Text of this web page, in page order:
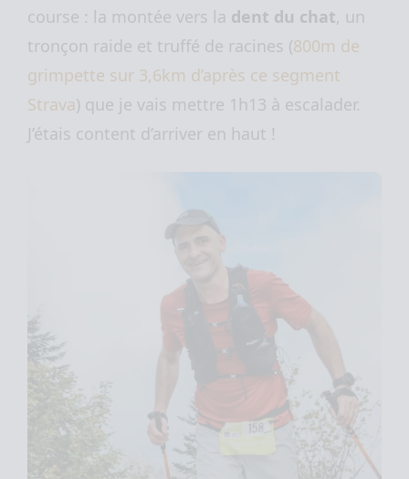
course : la montée vers la dent du chat, un
tronçon raide et truffé de racines (800m de
grimpette sur 3,6km d’après ce segment
Strava) que je vais mettre 1h13 à escalader.
J’étais content d’arriver en haut !